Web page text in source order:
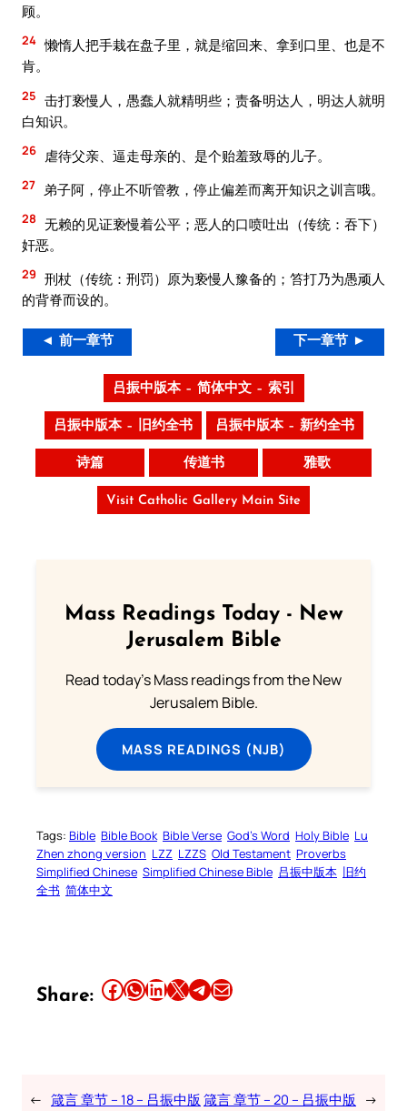
顾。
24 懒惰人把手栽在盘子里，就是缩回来、拿到口里、也是不
肯。
25 击打亵慢人，愚蠢人就精明些；责备明达人，明达人就明
白知识。
26 虐待父亲、逼走母亲的、是个贻羞致辱的儿子。
27 弟子阿，停止不听管教，停止偏差而离开知识之训言哦。
28 无赖的见证亵慢着公平；恶人的口喷吐出（传统：吞下）
奸恶。
29 刑杖（传统：刑罚）原为亵慢人豫备的；笞打乃为愚顽人
的背脊而设的。
◄ 前一章节 下一章节 ►
吕振中版本 – 简体中文 – 索引
吕振中版本 – 旧约全书 吕振中版本 – 新约全书
诗篇 传道书 雅歌
Visit Catholic Gallery Main Site
Mass Readings Today - New
Jerusalem Bible
Read today's Mass readings from the New
Jerusalem Bible.
MASS READINGS (NJB)
Tags: Bible Bible Book Bible Verse God’s Word Holy Bible Lu
Zhen zhong version LZZ LZZS Old Testament Proverbs
Simplified Chinese Simplified Chinese Bible 吕振中版本 旧约
全书 简体中文
Share: Share this article on Facebook Share this article on WhatsApp Share this article on LinkedIn Share this article on X Share this article on TelegramEmail this Article
← 箴言 章节 – 18 – 吕振中版 箴言 章节 – 20 – 吕振中版 →